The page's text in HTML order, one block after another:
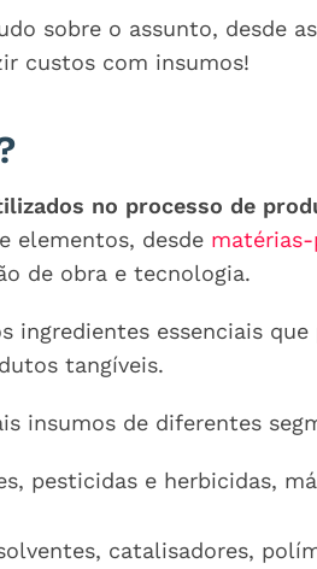
sobre o assunto, desde
custos com insumos!
no processo de
elementos, desde
de obra e tecnologia.
ingredientes essenciais
tangíveis.
insumos de diferentes
pesticidas e herbicidas,
catalisadores,